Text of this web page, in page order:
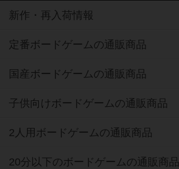
新作・再入荷情報
定番ボードゲームの通販商品
国産ボードゲームの通販商品
子供向けボードゲームの通販商品
2人用ボードゲームの通販商品
20分以下のボードゲームの通販商品